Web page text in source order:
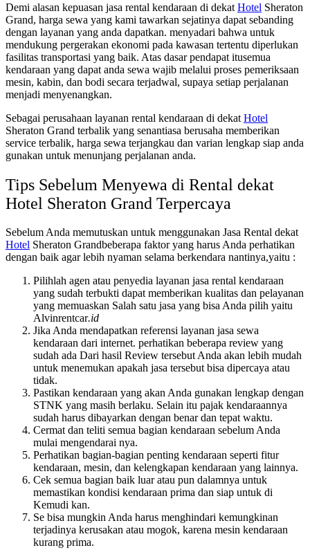
Demi alasan kepuasan jasa rental kendaraan di dekat Hotel Sheraton
Grand, harga sewa yang kami tawarkan sejatinya dapat sebanding
dengan layanan yang anda dapatkan. menyadari bahwa untuk
mendukung pergerakan ekonomi pada kawasan tertentu diperlukan
fasilitas transportasi yang baik. Atas dasar pendapat itusemua
kendaraan yang dapat anda sewa wajib melalui proses pemeriksaan
mesin, kabin, dan bodi secara terjadwal, supaya setiap perjalanan
menjadi menyenangkan.
Sebagai perusahaan layanan rental kendaraan di dekat Hotel
Sheraton Grand terbalik yang senantiasa berusaha memberikan
service terbalik, harga sewa terjangkau dan varian lengkap siap anda
gunakan untuk menunjang perjalanan anda.
Tips Sebelum Menyewa di Rental dekat
Hotel Sheraton Grand Terpercaya
Sebelum Anda memutuskan untuk menggunakan Jasa Rental dekat
Hotel Sheraton Grandbeberapa faktor yang harus Anda perhatikan
dengan baik agar lebih nyaman selama berkendara nantinya,yaitu :
Pilihlah agen atau penyedia layanan jasa rental kendaraan
yang sudah terbukti dapat memberikan kualitas dan pelayanan
yang memuaskan Salah satu jasa yang bisa Anda pilih yaitu
Alvinrentcar.id
Jika Anda mendapatkan referensi layanan jasa sewa
kendaraan dari internet. perhatikan beberapa review yang
sudah ada Dari hasil Review tersebut Anda akan lebih mudah
untuk menemukan apakah jasa tersebut bisa dipercaya atau
tidak.
Pastikan kendaraan yang akan Anda gunakan lengkap dengan
STNK yang masih berlaku. Selain itu pajak kendaraannya
sudah harus dibayarkan dengan benar dan tepat waktu.
Cermat dan teliti semua bagian kendaraan sebelum Anda
mulai mengendarai nya.
Perhatikan bagian-bagian penting kendaraan seperti fitur
kendaraan, mesin, dan kelengkapan kendaraan yang lainnya.
Cek semua bagian baik luar atau pun dalamnya untuk
memastikan kondisi kendaraan prima dan siap untuk di
Kemudi kan.
Se bisa mungkin Anda harus menghindari kemungkinan
terjadinya kerusakan atau mogok, karena mesin kendaraan
kurang prima.